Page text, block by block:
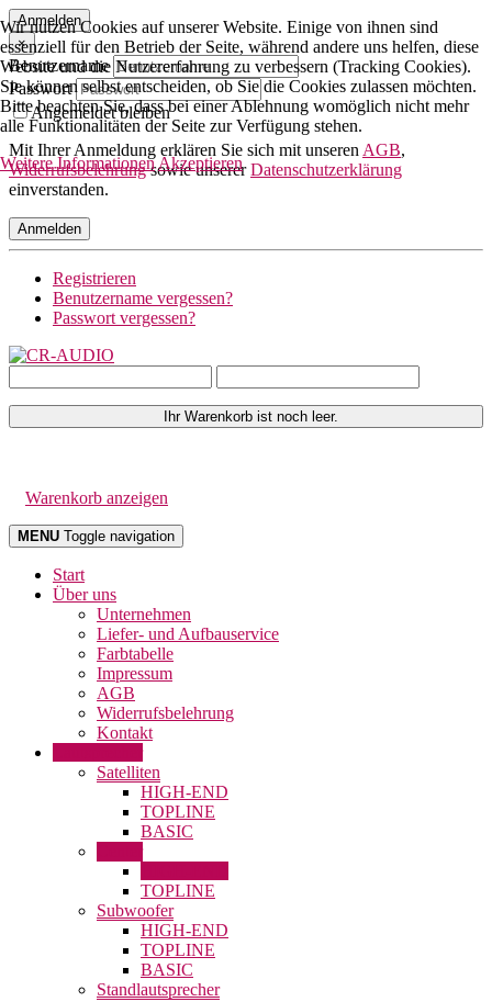
Anmelden
×
Benutzername
Passwort
Angemeldet bleiben
Mit Ihrer Anmeldung erklären Sie sich mit unseren AGB,
Widerrufsbelehrungsowie unsererDatenschutzerklärung
einverstanden.
Anmelden
Registrieren
Benutzername vergessen?
Passwort vergessen?
Ihr Warenkorb ist noch leer.
Warenkorb anzeigen
MENU Toggle navigation
Start
Über uns
Unternehmen
Liefer- und Aufbauservice
Farbtabelle
Impressum
AGB
Widerrufsbelehrung
Kontakt
Satelliten
HIGH-END
TOPLINE
BASIC
TOPLINE
Subwoofer
HIGH-END
TOPLINE
BASIC
Standlautsprecher
Wir nutzen Cookies auf unserer Website. Einige von ihnen sind
essenziell für den Betrieb der Seite, während andere uns helfen, diese
Website und die Nutzererfahrung zu verbessern (Tracking Cookies).
Sie können selbst entscheiden, ob Sie die Cookies zulassen möchten.
Bitte beachten Sie, dass bei einer Ablehnung womöglich nicht mehr
alle Funktionalitäten der Seite zur Verfügung stehen.
Weitere InformationenAkzeptieren